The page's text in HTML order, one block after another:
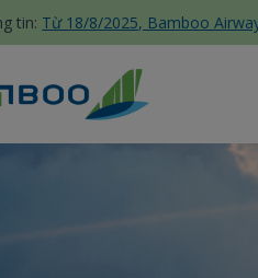
tin: Từ 18/8/2025, Bamboo
hạng ghế -